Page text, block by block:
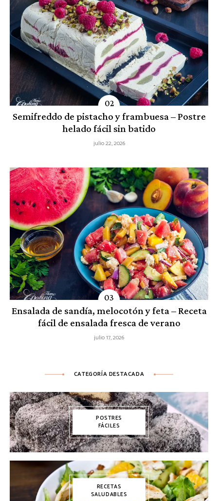
Semifreddo de pistacho y frambuesa – Postre
helado fácil sin batido
julio 22, 2026
Ensalada de sandía, melocotón y feta – Receta
fácil de ensalada fresca de verano
julio 17, 2026
CATEGORÍA DESTACADA
POSTRES
FÁCILES
RECETAS
SALUDABLES